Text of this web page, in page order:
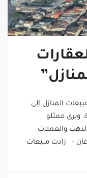
2021 ، وصلت مبيعات المنازل إلى
الماضية. ويرى ممثلو
والعملات
- زادت مبيعات